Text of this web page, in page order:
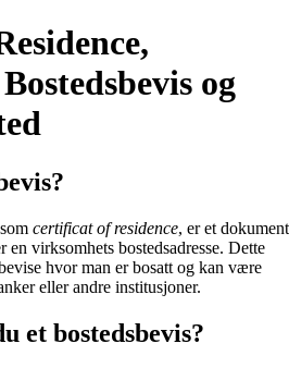
og
certificat of residence, er et dokument
en virksomhets bostedsadresse. Dette
hvor man er bosatt og kan være
eller andre institusjoner.
et bostedsbevis?